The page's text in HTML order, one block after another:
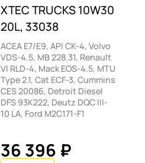
XTEC TRUCKS 10W30
20L, 33038
ACEA E7/E9, API CK-4, Volvo
VDS-4.5, MB 228.31, Renault
VI RLD-4, Mack EOS-4.5, MTU
Type 2.1, Cat ECF-3, Cummins
CES 20086, Detroit Diesel
DFS 93K222, Deutz DQC III-
10 LA, Ford M2C171-F1
36 396 ₽